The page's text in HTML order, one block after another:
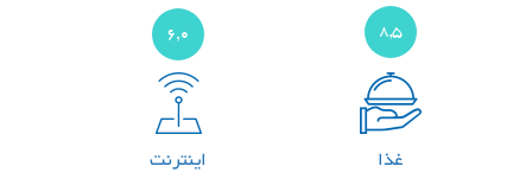
8,5
6,0
غذا اینترنت